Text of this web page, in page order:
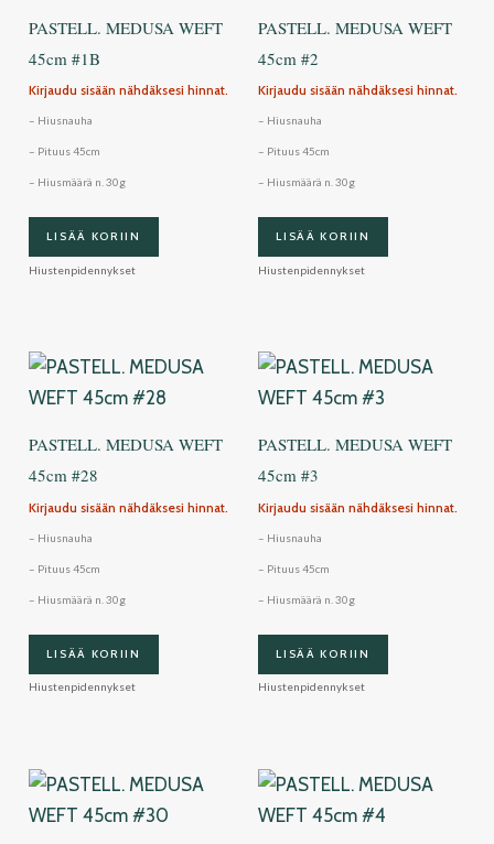
PASTELL. MEDUSA WEFT
45cm #1B
Kirjaudu sisään nähdäksesi hinnat.
– Hiusnauha
– Pituus 45cm
– Hiusmäärä n. 30g
LISÄÄ KORIIN
Hiustenpidennykset
PASTELL. MEDUSA WEFT
45cm #2
Kirjaudu sisään nähdäksesi hinnat.
– Hiusnauha
– Pituus 45cm
– Hiusmäärä n. 30g
LISÄÄ KORIIN
Hiustenpidennykset
PASTELL. MEDUSA WEFT
45cm #28
Kirjaudu sisään nähdäksesi hinnat.
– Hiusnauha
– Pituus 45cm
– Hiusmäärä n. 30g
LISÄÄ KORIIN
Hiustenpidennykset
PASTELL. MEDUSA WEFT
45cm #3
Kirjaudu sisään nähdäksesi hinnat.
– Hiusnauha
– Pituus 45cm
– Hiusmäärä n. 30g
LISÄÄ KORIIN
Hiustenpidennykset